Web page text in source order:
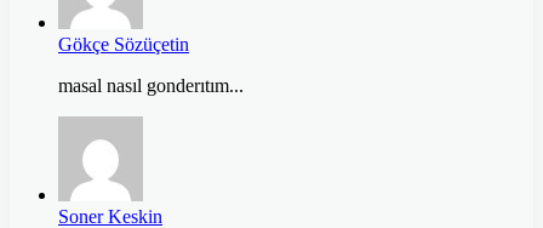
Gökçe Sözüçetin
masal nasıl gonderıtım...
Soner Keskin